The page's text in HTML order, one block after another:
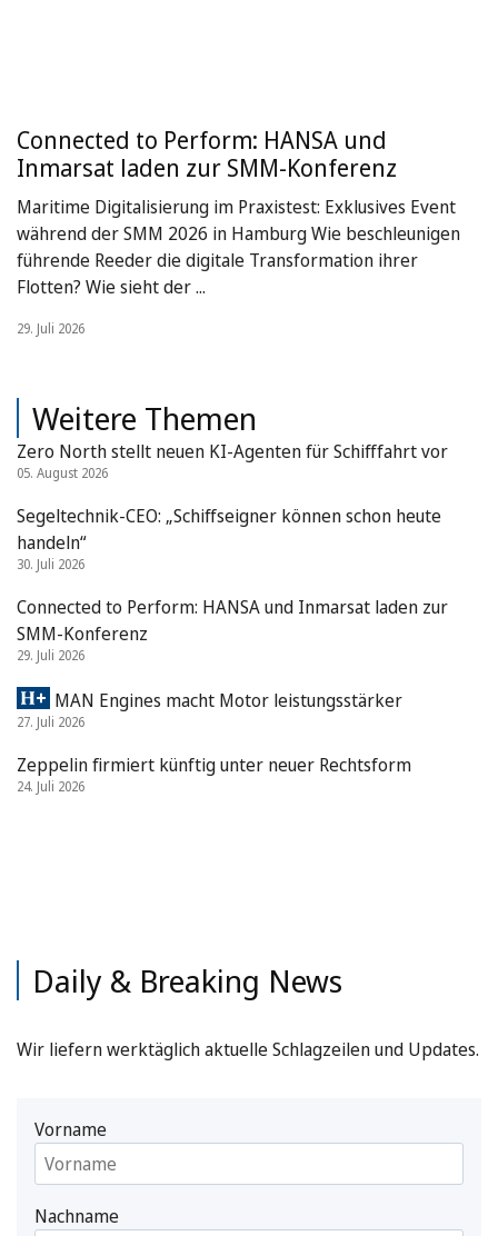
Connected to Perform: HANSA und
Inmarsat laden zur SMM-Konferenz
Maritime Digitalisierung im Praxistest: Exklusives Event
während der SMM 2026 in Hamburg Wie beschleunigen
führende Reeder die digitale Transformation ihrer
Flotten? Wie sieht der ...
29. Juli 2026
Weitere Themen
Zero North stellt neuen KI-Agenten für Schifffahrt vor
05. August 2026
Segeltechnik-CEO: „Schiffseigner können schon heute
handeln“
30. Juli 2026
Connected to Perform: HANSA und Inmarsat laden zur
SMM-Konferenz
29. Juli 2026
MAN Engines macht Motor leistungsstärker
27. Juli 2026
Zeppelin firmiert künftig unter neuer Rechtsform
24. Juli 2026
Daily & Breaking News
Wir liefern werktäglich aktuelle Schlagzeilen und Updates.
Vorname
Nachname